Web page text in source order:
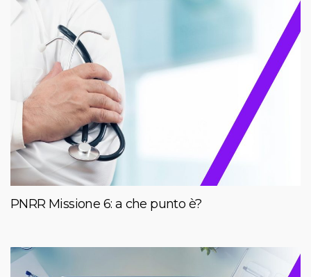
PNRR Missione 6: a che punto è?